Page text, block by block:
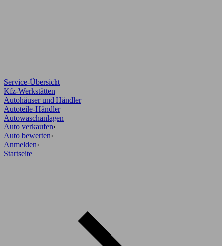
Service-Übersicht
Kfz-Werkstätten
Autohäuser und Händler
Autoteile-Händler
Autowaschanlagen
Auto verkaufen›
Auto bewerten›
Anmelden›
Startseite